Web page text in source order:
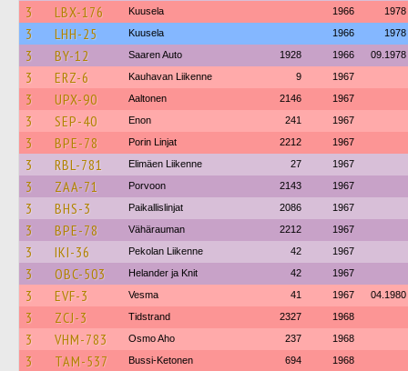
3 LBX-176 Kuusela 1966 1978
3 LHH-25 Kuusela 1966 1978
3 BY-12 Saaren Auto 1928 1966 09.1978
3 ERZ-6 Kauhavan Liikenne 9 1967
3 UPX-90 Aaltonen 2146 1967
3 SEP-40 Enon 241 1967
3 BPE-78 Porin Linjat 2212 1967
3 RBL-781 Elimäen Liikenne 27 1967
3 ZAA-71 Porvoon 2143 1967
3 BHS-3 Paikallislinjat 2086 1967
3 BPE-78 Vähärauman 2212 1967
3 IKI-36 Pekolan Liikenne 42 1967
3 OBC-503 Helander ja Knit 42 1967
3 EVF-3 Vesma 41 1967 04.1980
3 ZCJ-3 Tidstrand 2327 1968
3 VHM-783 Osmo Aho 237 1968
3 TAM-537 Bussi-Ketonen 694 1968